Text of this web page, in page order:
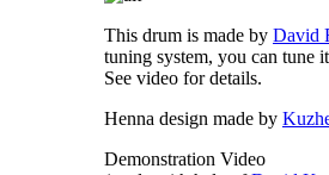
This drum is made by David
tuning system, you can tune
See video for details.
Henna design made by
Demonstration Video